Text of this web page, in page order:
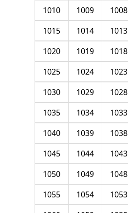
1008
1009
1010
1013
1014
1015
1018
1019
1020
1023
1024
1025
1028
1029
1030
1033
1034
1035
1038
1039
1040
1043
1044
1045
1048
1049
1050
1053
1054
1055